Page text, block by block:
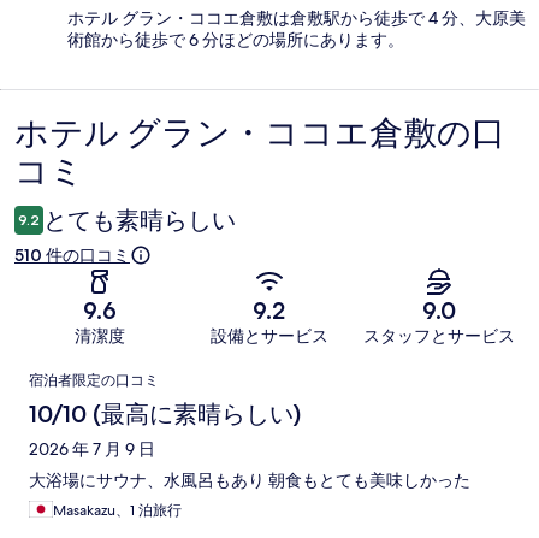
ホテル グラン・ココエ倉敷は倉敷駅から徒歩で 4 分、大原美
術館から徒歩で 6 分ほどの場所にあります。
口
コ
ミ
ホテル グラン・ココエ倉敷の口
コミ
9.2 とても素晴らしい
510 件の口コミ
9.6
清潔度
9.2
設備とサービス
9.0
スタッフとサービス
口
コ
ミ
宿泊者限定の口コミ
10/10 (最高に素晴らしい)
2026 年 7 月 9 日
大浴場にサウナ、水風呂もあり 朝食もとても美味しかった
Masakazu、1 泊旅行